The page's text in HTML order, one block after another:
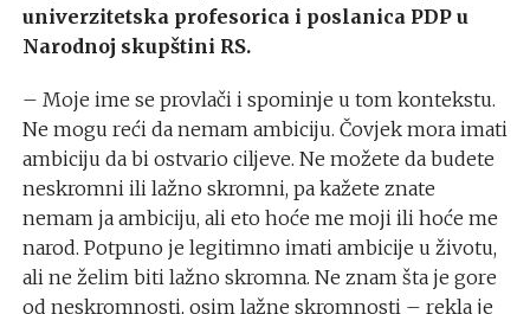
univerzitetska profesorica i poslanica PDP u
Narodnoj skupštini RS.
– Moje ime se provlači i spominje u tom kontekstu.
Ne mogu reći da nemam ambiciju. Čovjek mora imati
ambiciju da bi ostvario ciljeve. Ne možete da budete
neskromni ili lažno skromni, pa kažete znate
nemam ja ambiciju, ali eto hoće me moji ili hoće me
narod. Potpuno je legitimno imati ambicije u životu,
ali ne želim biti lažno skromna. Ne znam šta je gore
od neskromnosti, osim lažne skromnosti – rekla je